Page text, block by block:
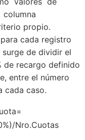
propio.
para cada registro
de dividir el
de recargo definido
entre el número
cada caso.
Nro.Cuotas